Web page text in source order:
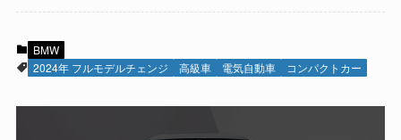
BMW
2024年 フルモデルチェンジ
高級車 電気自動車 コンパクトカー